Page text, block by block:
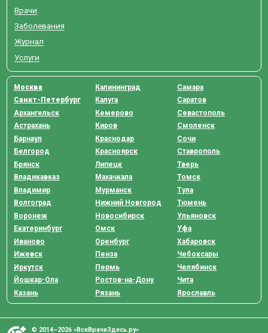
Врачи
Заболевания
Журнал
Услуги
Москва
Санкт-Петербург
Архангельск
Астрахань
Барнаул
Белгород
Брянск
Владикавказ
Владимир
Волгоград
Воронеж
Екатеринбург
Иваново
Ижевск
Иркутск
Йошкар-Ола
Казань
Калининград
Калуга
Кемерово
Киров
Краснодар
Красноярск
Липецк
Махачкала
Мурманск
Нижний Новгород
Новосибирск
Омск
Оренбург
Пенза
Пермь
Ростов-на-Дону
Рязань
Самара
Саратов
Севастополь
Смоленск
Сочи
Ставрополь
Тверь
Томск
Тула
Тюмень
Ульяновск
Уфа
Хабаровск
Чебоксары
Челябинск
Чита
Ярославль
© 2014–2026 «ВсеВрачиЗдесь.ру»